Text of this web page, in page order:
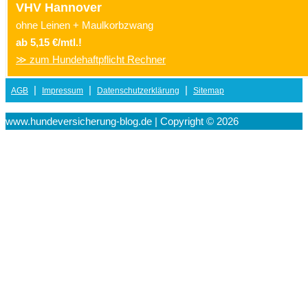
VHV Hannover
ohne Leinen + Maulkorbzwang
ab 5,15 €/mtl.!
≫ zum Hundehaftpflicht Rechner
AGB | Impressum | Datenschutzerklärung | Sitemap
www.hundeversicherung-blog.de | Copyright © 2026